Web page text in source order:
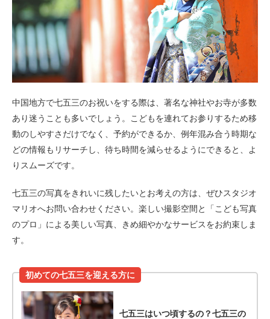
中国地方で七五三のお祝いをする際は、著名な神社やお寺が多数
あり迷うことも多いでしょう。こどもを連れてお参りするため移
動のしやすさだけでなく、予約ができるか、例年混み合う時期な
どの情報もリサーチし、待ち時間を減らせるようにできると、よ
りスムーズです。
七五三の写真をきれいに残したいとお考えの方は、ぜひスタジオ
マリオへお問い合わせください。楽しい撮影空間と「こども写真
のプロ」による美しい写真、きめ細やかなサービスをお約束しま
す。
初めての七五三を迎える方に
七五三はいつ頃するの？七五三の